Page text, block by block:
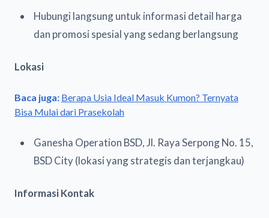
Hubungi langsung untuk informasi detail harga
dan promosi spesial yang sedang berlangsung
Lokasi
Baca juga: Berapa Usia Ideal Masuk Kumon? Ternyata
Bisa Mulai dari Prasekolah
Ganesha Operation BSD, Jl. Raya Serpong No. 15,
BSD City (lokasi yang strategis dan terjangkau)
Informasi Kontak